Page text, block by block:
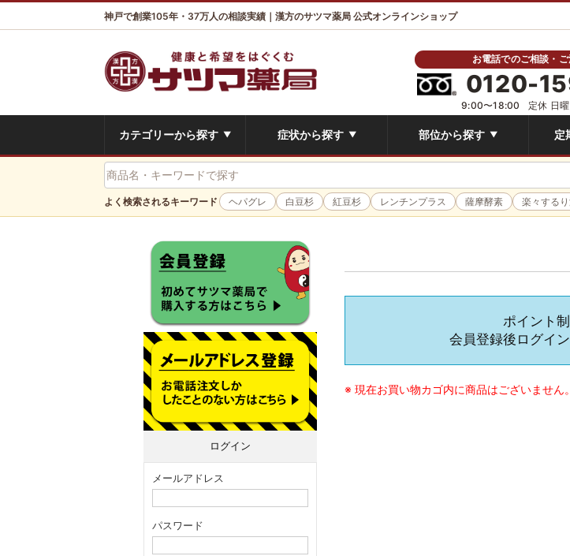
神戸で創業105年・37万人の相談実績｜漢方のサツマ薬局 公式オンラインショップ
お電話でのご相談・
0120-
9:00〜18:00 定休 日
カテゴリーから探す ▼ 症状から探す ▼ 部位から探す ▼ 定
よく検索されるキーワード ヘパグレ 白豆杉 紅豆杉 レンチンプラス 薩摩酵素 楽々する
ログイン
メールアドレス
パスワード
ポイント
会員登録後ログイ
※ 現在お買い物カゴ内に商品はございません。